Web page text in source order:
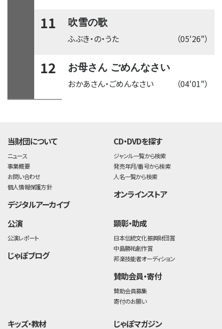
11 吹雪の歌
（05'26"）
ふぶき・の・うた
12 お母さん ごめんなさい
（04'01"）
おかあさん・ごめんなさい
当財団について
ニュース
事業概要
お問い合わせ
個人情報保護方針
デジタルアーカイブ
CD・DVDを探す
ジャンル一覧から検索
発売年月/番号から検索
人名一覧から検索
オンラインストア
公演
公演レポート
じゃぽブログ
顕彰・助成
日本伝統文化振興財団賞
中島勝祐創作賞
邦楽技能者オーディション
賛助会員・寄付
賛助会員募集
寄付のお願い
キッズ・教材 じゃぽマガジン